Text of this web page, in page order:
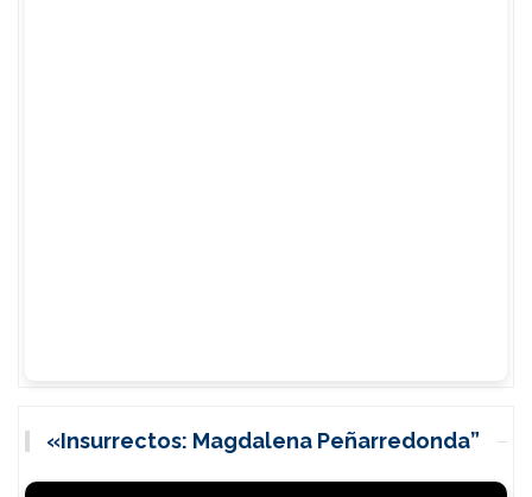
«Insurrectos: Magdalena Peñarredonda”